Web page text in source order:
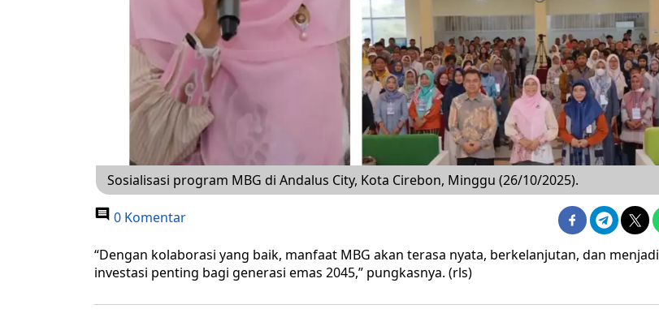
Sosialisasi program MBG di Andalus City, Kota Cirebon, Minggu (26/10/2025).
0 Komentar
“Dengan kolaborasi yang baik, manfaat MBG akan terasa nyata, berkelanjutan, dan menjadi
investasi penting bagi generasi emas 2045,” pungkasnya. (rls)